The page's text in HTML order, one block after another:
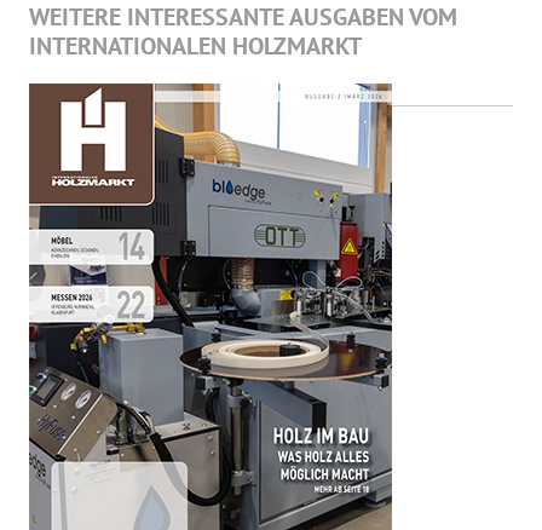
WEITERE INTERESSANTE AUSGABEN VOM
INTERNATIONALEN HOLZMARKT